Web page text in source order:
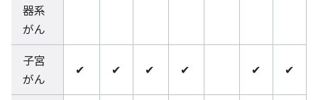
器系
がん
子宮
がん
✔ ✔ ✔ ✔ ✔ ✔